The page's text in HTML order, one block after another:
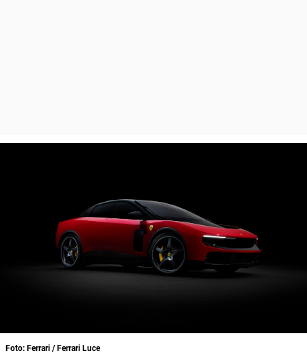
Foto: Ferrari / Ferrari Luce